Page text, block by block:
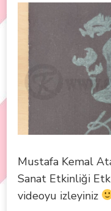
Mustafa Kemal
Sanat Etkinliği
videoyu izleyiniz